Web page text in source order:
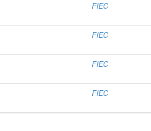
FIEC
FIEC
FIEC
FIEC